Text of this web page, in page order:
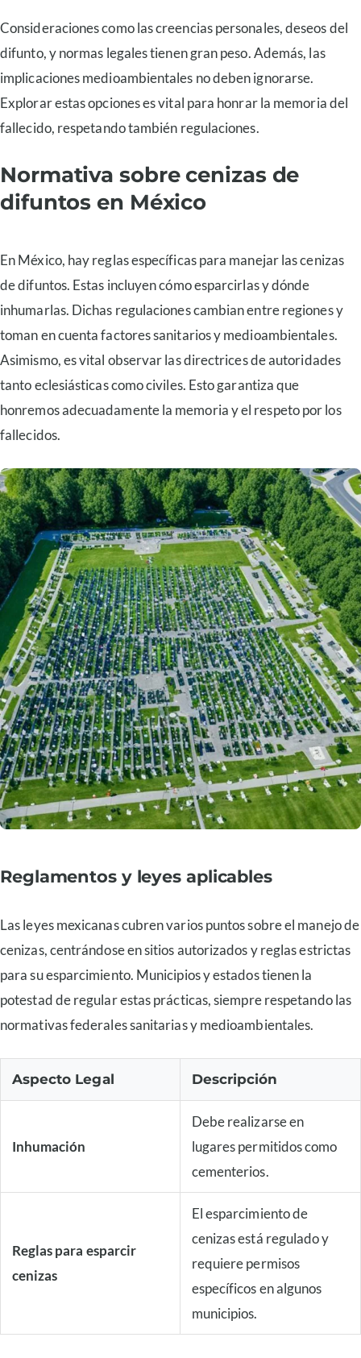
Consideraciones como las creencias personales, deseos del
difunto, y normas legales tienen gran peso. Además, las
implicaciones medioambientales no deben ignorarse.
Explorar estas opciones es vital para honrar la memoria del
fallecido, respetando también regulaciones.
Normativa sobre cenizas de
difuntos en México
En México, hay reglas específicas para manejar las cenizas
de difuntos. Estas incluyen cómo esparcirlas y dónde
inhumarlas. Dichas regulaciones cambian entre regiones y
toman en cuenta factores sanitarios y medioambientales.
Asimismo, es vital observar las directrices de autoridades
tanto eclesiásticas como civiles. Esto garantiza que
honremos adecuadamente la memoria y el respeto por los
fallecidos.
Reglamentos y leyes aplicables
Las leyes mexicanas cubren varios puntos sobre el manejo de
cenizas, centrándose en sitios autorizados y reglas estrictas
para su esparcimiento. Municipios y estados tienen la
potestad de regular estas prácticas, siempre respetando las
normativas federales sanitarias y medioambientales.
Aspecto Legal Descripción
Inhumación
Debe realizarse en
lugares permitidos como
cementerios.
Reglas para esparcir
cenizas
El esparcimiento de
cenizas está regulado y
requiere permisos
específicos en algunos
municipios.